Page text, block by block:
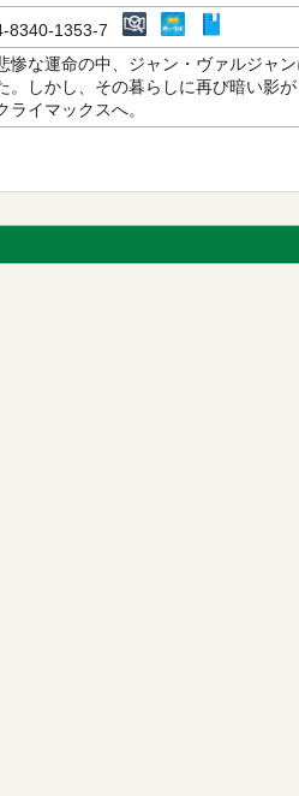
8340-1353-7
惨な運命の中、ジャン・ヴァルジャ
。しかし、その暮らしに再び暗い影
ライマックスへ。